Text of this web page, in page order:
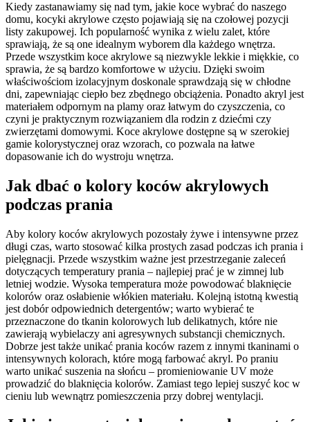
Kiedy zastanawiamy się nad tym, jakie koce wybrać do naszego
domu, kocyki akrylowe często pojawiają się na czołowej pozycji
listy zakupowej. Ich popularność wynika z wielu zalet, które
sprawiają, że są one idealnym wyborem dla każdego wnętrza.
Przede wszystkim koce akrylowe są niezwykle lekkie i miękkie, co
sprawia, że są bardzo komfortowe w użyciu. Dzięki swoim
właściwościom izolacyjnym doskonale sprawdzają się w chłodne
dni, zapewniając ciepło bez zbędnego obciążenia. Ponadto akryl jest
materiałem odpornym na plamy oraz łatwym do czyszczenia, co
czyni je praktycznym rozwiązaniem dla rodzin z dziećmi czy
zwierzętami domowymi. Koce akrylowe dostępne są w szerokiej
gamie kolorystycznej oraz wzorach, co pozwala na łatwe
dopasowanie ich do wystroju wnętrza.
Jak dbać o kolory koców akrylowych
podczas prania
Aby kolory koców akrylowych pozostały żywe i intensywne przez
długi czas, warto stosować kilka prostych zasad podczas ich prania i
pielęgnacji. Przede wszystkim ważne jest przestrzeganie zaleceń
dotyczących temperatury prania – najlepiej prać je w zimnej lub
letniej wodzie. Wysoka temperatura może powodować blaknięcie
kolorów oraz osłabienie włókien materiału. Kolejną istotną kwestią
jest dobór odpowiednich detergentów; warto wybierać te
przeznaczone do tkanin kolorowych lub delikatnych, które nie
zawierają wybielaczy ani agresywnych substancji chemicznych.
Dobrze jest także unikać prania koców razem z innymi tkaninami o
intensywnych kolorach, które mogą farbować akryl. Po praniu
warto unikać suszenia na słońcu – promieniowanie UV może
prowadzić do blaknięcia kolorów. Zamiast tego lepiej suszyć koc w
cieniu lub wewnątrz pomieszczenia przy dobrej wentylacji.